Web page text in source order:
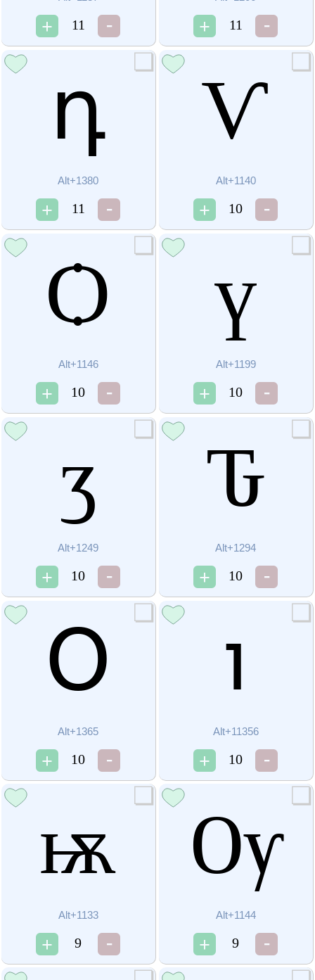
11 11
դ
Alt+1380
11
Ѵ
Alt+1140
10
Ѻ
Alt+1146
10
ү
Alt+1199
10
ӡ
Alt+1249
10
Ԏ
Alt+1294
10
Օ
Alt+1365
10
ⱜ
Alt+11356
10
ѭ
Alt+1133
9
Ѹ
Alt+1144
9